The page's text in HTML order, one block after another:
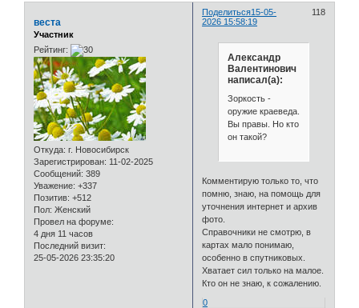
Поделиться 118
15-05-
2026 15:58:19
веста
Участник
Рейтинг:
Откуда: г. Новосибирск
Зарегистрирован: 11-02-2025
Сообщений: 389
Уважение: +337
Позитив: +512
Пол: Женский
Провел на форуме:
4 дня 11 часов
Последний визит:
25-05-2026 23:35:20
Александр
Валентинович
написал(а):
Зоркость -
оружие краеведа.
Вы правы. Но кто
он такой?
Комментирую только то, что
помню, знаю, на помощь для
уточнения интернет и архив
фото.
Справочники не смотрю, в
картах мало понимаю,
особенно в спутниковых.
Хватает сил только на малое.
Кто он не знаю, к сожалению.
0